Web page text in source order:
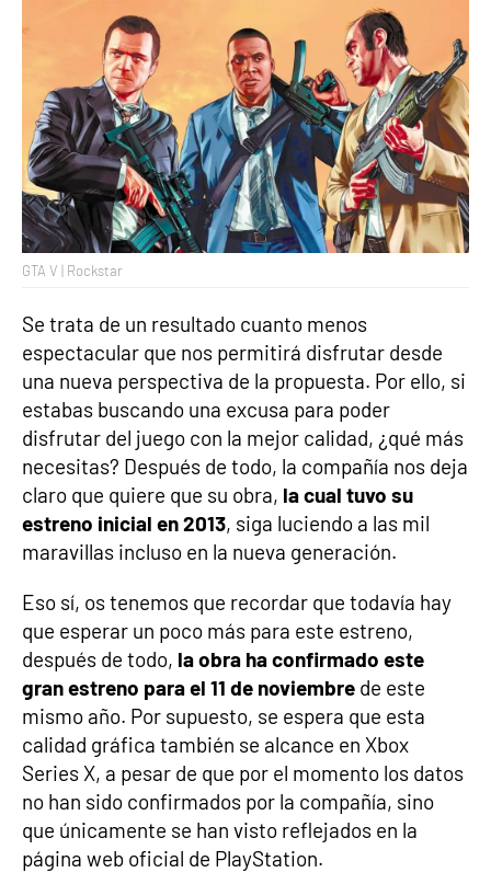
GTA V | Rockstar
Se trata de un resultado cuanto menos
espectacular que nos permitirá disfrutar desde
una nueva perspectiva de la propuesta. Por ello, si
estabas buscando una excusa para poder
disfrutar del juego con la mejor calidad, ¿qué más
necesitas? Después de todo, la compañía nos deja
claro que quiere que su obra, la cual tuvo su
estreno inicial en 2013, siga luciendo a las mil
maravillas incluso en la nueva generación.
Eso sí, os tenemos que recordar que todavía hay
que esperar un poco más para este estreno,
después de todo, la obra ha confirmado este
gran estreno para el 11 de noviembre de este
mismo año. Por supuesto, se espera que esta
calidad gráfica también se alcance en Xbox
Series X, a pesar de que por el momento los datos
no han sido confirmados por la compañía, sino
que únicamente se han visto reflejados en la
página web oficial de PlayStation.